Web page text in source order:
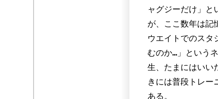
ャグジーだけ」と
が、ここ数年は記
ウエイトでのスタ
むのか…」という
生、たまにはいい
きには普段トレー
ある。